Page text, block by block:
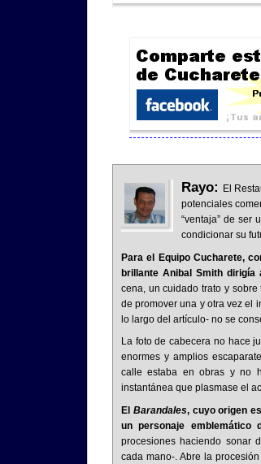
Rayo:
El
potenciales
“ventaja” de ser
condicionar su
Para el Equipo Cucharete,
brillante Anibal Smith
cena, un cuidado trato y
de promover una y otra vez el
lo largo del artículo- no se
La foto de cabecera no hace
enormes y amplios
calle estaba en obras y no
instantánea que plasmase el
El Barandales, cuyo origen
un personaje emblemático
procesiones haciendo sonar
cada mano-. Abre la